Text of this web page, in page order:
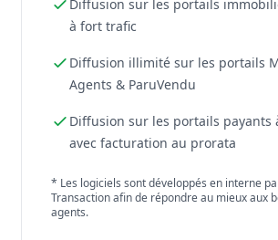
Diffusion sur les portails
à fort trafic
Diffusion illimité sur les portails
Agents & ParuVendu
Diffusion sur les portails payants
avec facturation au prorata
* Les logiciels sont développés en interne
Transaction afin de répondre au mieux aux
agents.